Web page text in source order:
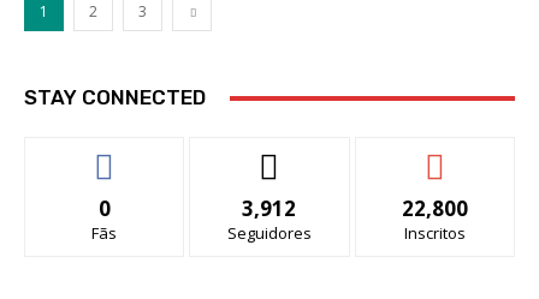
1 2 3
STAY CONNECTED
0
Fãs
3,912
Seguidores
22,800
Inscritos